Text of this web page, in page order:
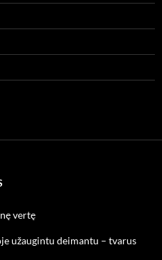
vertę
užaugintu deimantu – tvarus